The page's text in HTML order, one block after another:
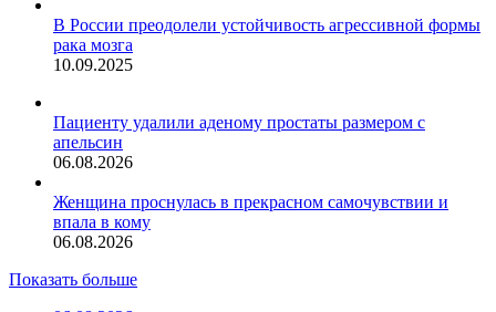
В России преодолели устойчивость агрессивной формы
рака мозга
10.09.2025
Пациенту удалили аденому простаты размером с
апельсин
06.08.2026
Женщина проснулась в прекрасном самочувствии и
впала в кому
06.08.2026
Показать больше